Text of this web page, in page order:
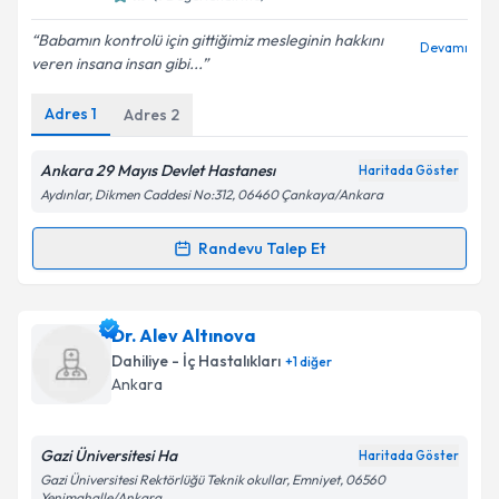
Kişisel verilerimin işlenmesine ilişkin
Metni'ni okudum ve kişisel verilerimin belirtilen
kapsamda işlenmesini kabul ediyorum.
Takvim Talebini Gönder
Babamın kontrolü için gittiğimiz mesleginin hakkını
veren insana insan gibi...
Devamı
Adres 1 Adres 2
Ankara 29 Mayıs Devlet Hastanesı Haritada Göster
Aydınlar, Dikmen Caddesi No:312, 06460 Çankaya/Ankara
Randevu Talep Et
Randevu Takvimi Talebi
Ass. Dr. Derya Akdeniziçin randevu takvimi talebi
oluşturun. Size bu uzmandan randevu almanız için bir
takvim hazırlandığında e-posta ile bilgilendireceğiz.
Dr. Alev Altınova
Dahiliye - İç Hastalıkları +1diğer
Ankara
Gazi Üniversitesi Ha Haritada Göster
Gazi Üniversitesi Rektörlüğü Teknik okullar, Emniyet, 06560